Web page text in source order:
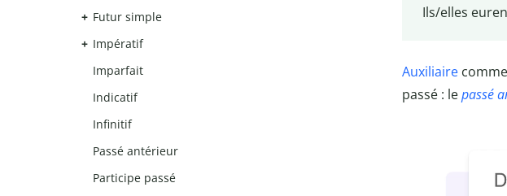
Ils/elles
Auxiliaire
passé : lepassé
Futur simple
Impératif
Imparfait
Indicatif
Infinitif
Passé antérieur
Participe passé